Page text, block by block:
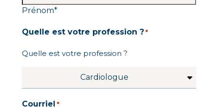
Prénom*
Quelle est votre profession ? *
Quelle est votre profession ?
Cardiologue
Courriel *